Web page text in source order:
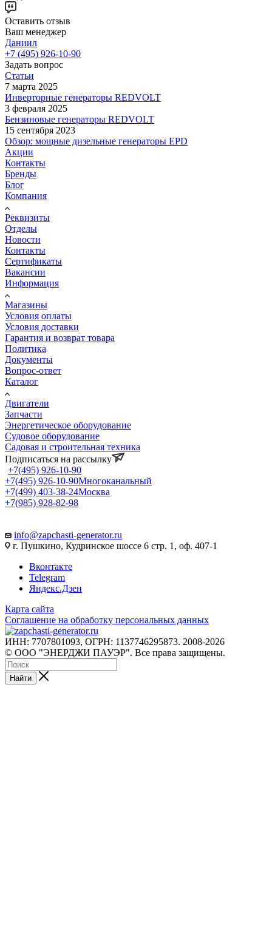
Оставить отзыв
Ваш менеджер
Даниил
+7 (495) 926-10-90
Задать вопрос
Статьи
7 марта 2025
Инверторные генераторы REDVOLT
3 февраля 2025
Бензиновые генераторы REDVOLT
15 сентября 2023
Обзор: мощные дизельные генераторы EPD
Акции
Контакты
Бренды
Блог
Компания
Реквизиты
Отделы
Новости
Контакты
Сертификаты
Вакансии
Информация
Магазины
Условия оплаты
Условия доставки
Гарантия и возврат товара
Политика
Документы
Вопрос-ответ
Каталог
Двигатели
Запчасти
Энергетическое оборудование
Судовое оборудование
Садовая и строительная техника
Подписаться на рассылку
+7(495) 926-10-90
+7(495) 926-10-90Многоканальный
+7(499) 403-38-24Москва
+7(985) 928-82-98
info@zapchasti-generator.ru
г. Пушкино, Кудринское шоссе 6 стр. 1, оф. 407-1
Вконтакте
Telegram
Яндекс.Дзен
Карта сайта
Соглашение на обработку персональных данных
ИНН: 7707801093, ОГРН: 1137746295873. 2008-2026
© ООО "ЭНЕРДЖИ ПАУЭР". Все права защищены.
Найти